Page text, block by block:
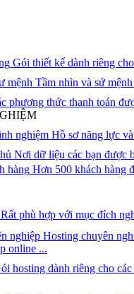
Gói thiết kế dành riêng
mệnh Tầm nhìn và sứ
phương thức thanh toán
nghiệm Hồ sơ năng lực
Nơi dữ liệu các bạn được
hàng Hơn 500 khách hàng
Rất phù hợp với mục đích
nghiệp Hosting chuyên
online ...
hosting dành riêng cho